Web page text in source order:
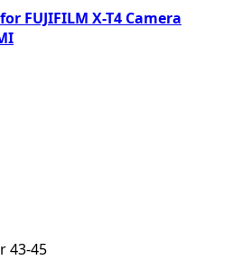
FUJIFILM X-T4 Camera
43-45